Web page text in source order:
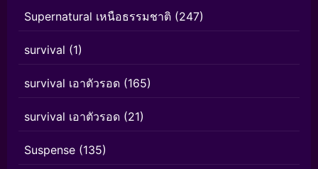
Supernatural เหนือธรรมชาติ (247)
survival (1)
survival เอาตัวรอด (165)
survival เอาตัวรอด (21)
Suspense (135)